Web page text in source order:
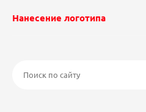
Нанесение логотипа